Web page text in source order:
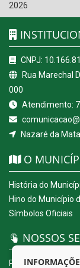
2026
CNPJ:
Rua Marechal
000
Atendimento:
Nazaré da
O
História do
Hino do Município
Símbolos Oficiais
NOSSOS
Portal da